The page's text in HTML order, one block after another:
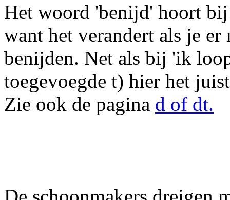
Het woord 'benijd' hoort
want het verandert als je
benijden. Net als bij 'ik
toegevoegde t) hier het
Zie ook de pagina d of dt.